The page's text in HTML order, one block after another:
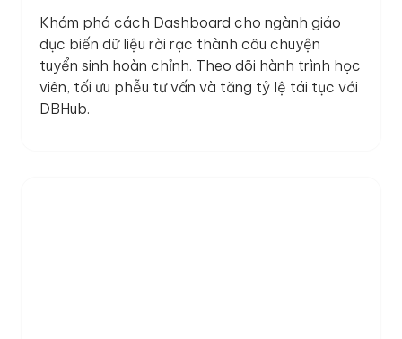
Khám phá cách Dashboard cho ngành giáo
dục biến dữ liệu rời rạc thành câu chuyện
tuyển sinh hoàn chỉnh. Theo dõi hành trình học
viên, tối ưu phễu tư vấn và tăng tỷ lệ tái tục với
DBHub.